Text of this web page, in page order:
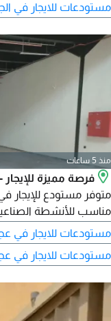
مستودعات للايجار في
منذ 5 ساعات
فرصة مميزة
متوفر مستودع للإيجار
كيلوواط تصميم عملي
للورش، التخزين،
مستودعات للايجار في
مستودعات للايجار في